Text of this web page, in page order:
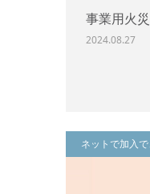
事業用火
2024.08.27
ネットで加入